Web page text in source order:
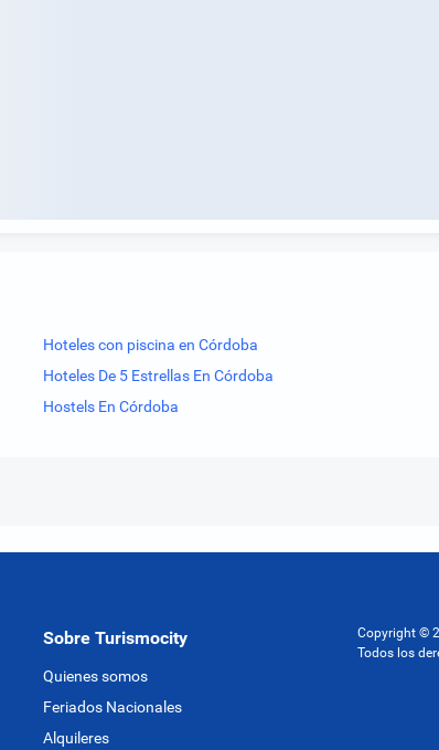
Hoteles con piscina en Córdoba
Hoteles De 5 Estrellas En Córdoba
Hostels En Córdoba
Sobre Turismocity
Quienes somos
Feriados Nacionales
Alquileres
Copyright ©
Todos los